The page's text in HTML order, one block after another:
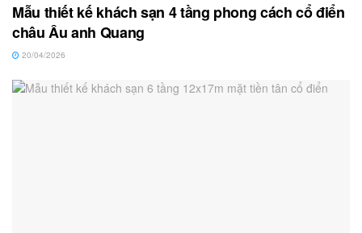
Mẫu thiết kế khách sạn 4 tầng phong cách cổ điển
châu Âu anh Quang
20/04/2026